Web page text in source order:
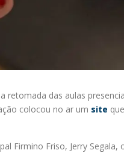
retomada das aulas
colocou no ar um site
Firmino Friso, Jerry